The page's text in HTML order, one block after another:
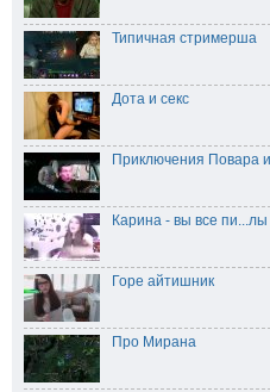
Типичная стримерша
Дота и секс
Приключения Повара
Карина - вы все пи...лы
Горе айтишник
Про Мирана